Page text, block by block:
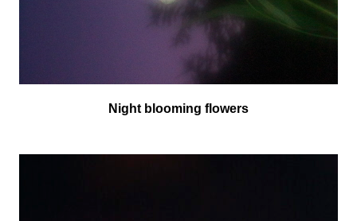
Night blooming flowers